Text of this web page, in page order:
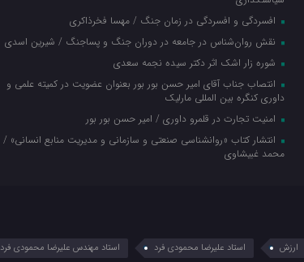
افسردگی و افسردگی در زمان جنگ / مهسا فخرذاکری
نقش روان‌شناس در جامعه در دوران جنگ و پساجنگ / شیرین اسدی
شوره زار اشک اثر دکتر سیده نجمه سعدی
انتصاب جناب آقای امیر حسن بور بور بعنوان عضویت در کمیته علمی و
داوری کنگره بین المللی مارلیک
امنیت تجارت در قلمرو داوری / امیر حسن بور بور
انتشار کتاب «روانشناسی صنعتی و سازمانی و مدیریت منابع انسانی» /
محمد غبیشاوی
ارزش استاد علیرضا محمودی فرد استاد مهندس علیرضا محمودی فرد